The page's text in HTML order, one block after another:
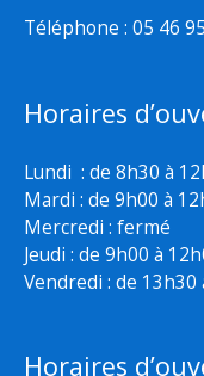
Téléphone : 05 46
Horaires
Lundi : de 8h30 à
Mardi : de 9h00 à
Mercredi : fermé
Jeudi : de 9h00 à
Vendredi : de 13h30
Horaires